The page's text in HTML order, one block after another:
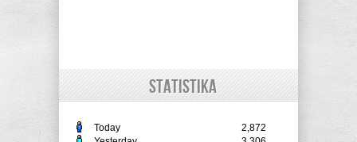
STATISTIKA
Today
2,872